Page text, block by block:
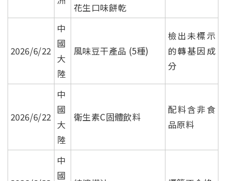
花生口味餅乾
2026/6/22
中
國
大
陸
風味豆干產品 (5種)
檢出未標示
的轉基因成
分
2026/6/22
中
國
大
陸
衛生素C固體飲料
配料含非食
品原料
中
國